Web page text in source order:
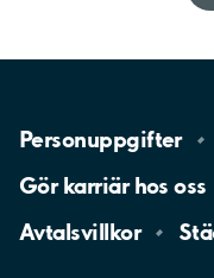
Personuppgifter
Gör karriär hososs
Avtalsvillkor